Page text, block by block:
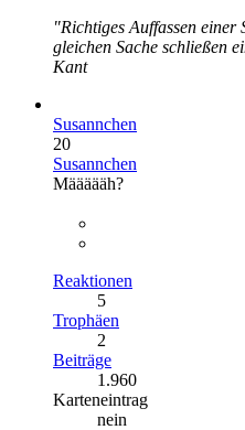
"Richtiges Auffassen einer
gleichen Sache schließen
Kant
Susannchen
20
Susannchen
Määäääh?
Reaktionen
5
Trophäen
2
Beiträge
1.960
Karteneintrag
nein